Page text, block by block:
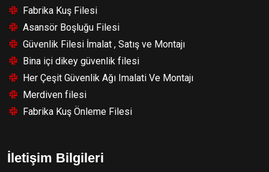
Fabrika Kuş Filesi
Asansör Boşluğu Filesi
Güvenlik Filesi İmalat , Satış ve Montajı
Bina içi dikey güvenlik filesi
Her Çeşit Güvenlik Ağı Imalati Ve Montajı
Merdiven filesi
Fabrika Kuş Önleme Filesi
İletişim Bilgileri